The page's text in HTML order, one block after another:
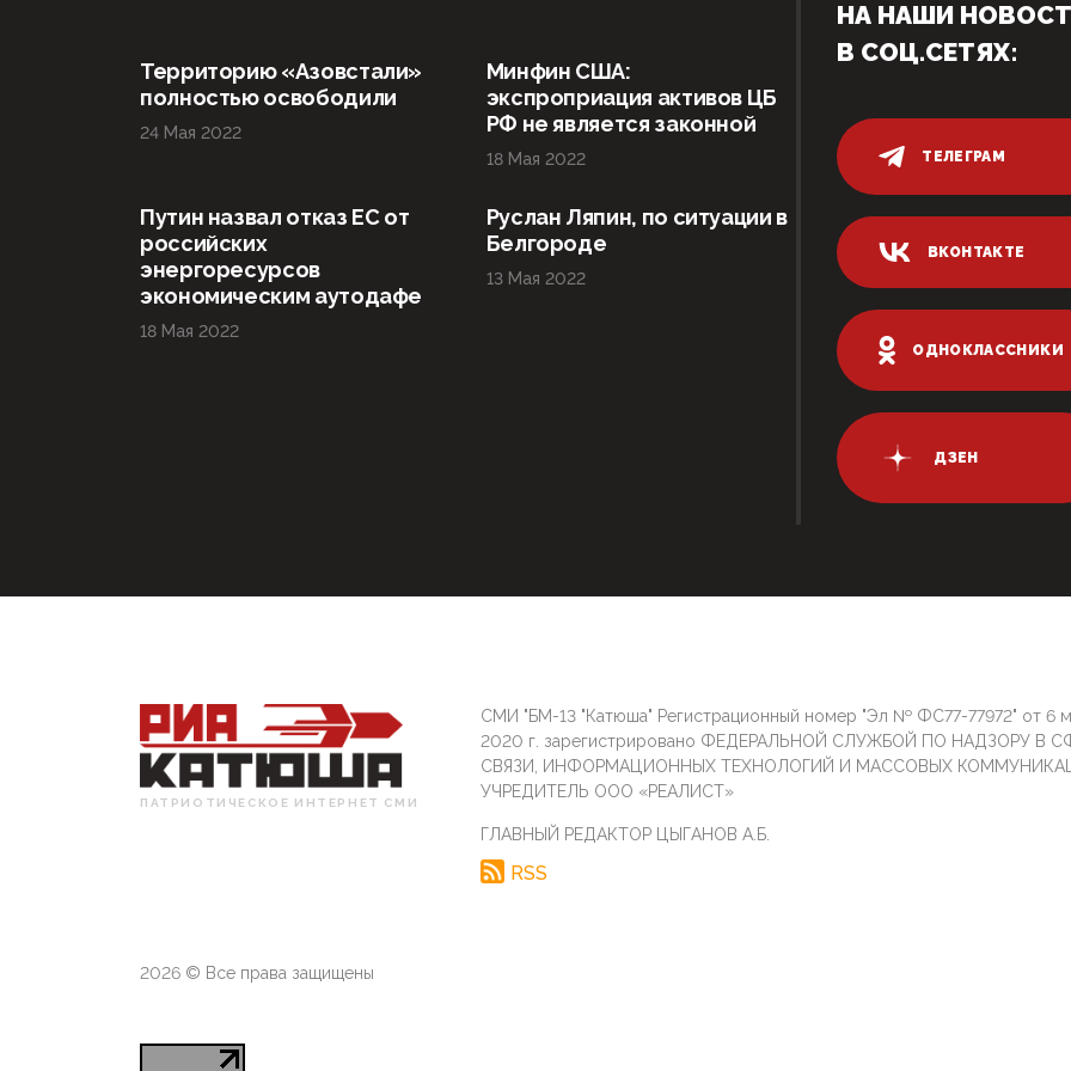
Территорию «Азовстали»
полностью освободили
24 Мая 2022
Минфин США:
экспроприация активов ЦБ
РФ не является законной
18 Мая 2022
Путин назвал отказ ЕС от
российских
энергоресурсов
экономическим аутодафе
18 Мая 2022
Руслан Ляпин, по ситуации в
Белгороде
13 Мая 2022
НА НАШИ
В СОЦ.СЕТЯХ:
ТЕЛЕГРАМ
ВКОНТАКТЕ
ОДНОКЛАССНИКИ
ДЗЕН
ПАТРИОТИЧЕСКОЕ ИНТЕРНЕТ СМИ
СМИ "БМ-13 "Катюша" Регистрационный номер "Эл № ФС77-77972" от 6
2020 г. зарегистрировано ФЕДЕРАЛЬНОЙ СЛУЖБОЙ ПО НАДЗОРУ В
СВЯЗИ, ИНФОРМАЦИОННЫХ ТЕХНОЛОГИЙ И МАССОВЫХ
УЧРЕДИТЕЛЬ ООО «РЕАЛИСТ»
ГЛАВНЫЙ РЕДАКТОР ЦЫГАНОВ А.Б.
RSS
2026 © Все права защищены